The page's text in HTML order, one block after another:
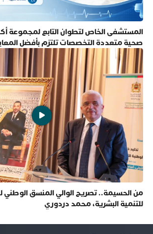
المستشفى الخاص لتطوان التابع لمجموعة
صحية متعددة التخصصات تلتزم بأفضل
من الحسيمة.. تصريح الوالي المنسق الوطني
للتنمية البشرية، محمد دردوري